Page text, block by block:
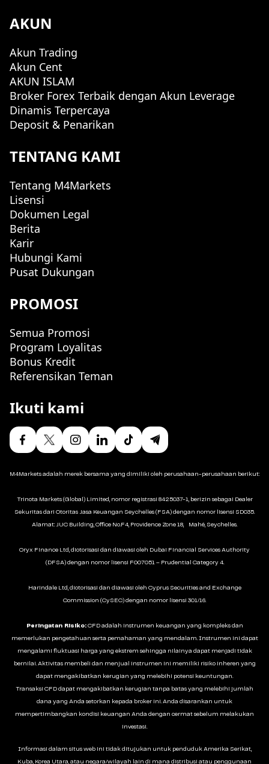
AKUN
Akun Trading
Akun Cent
AKUN ISLAM
Broker Forex Terbaik dengan Akun Leverage
Dinamis Terpercaya
Deposit & Penarikan
TENTANG KAMI
Tentang M4Markets
Lisensi
Dokumen Legal
Berita
Karir
Hubungi Kami
Pusat Dukungan
PROMOSI
Semua Promosi
Program Loyalitas
Bonus Kredit
Referensikan Teman
Ikuti kami
M4Markets adalah merek bersama yang dimiliki oleh perusahaan-perusahaan berikut:
Trinota Markets (Global) Limited, nomor registrasi 8425037-1, berizin sebagai Dealer
Sekuritas dari Otoritas Jasa Keuangan Seychelles (FSA) dengan nomor lisensi SD035.
Alamat: JUC Building, Office No.F4, Providence Zone 18, Mahé, Seychelles.
Oryx Finance Ltd, diotorisasi dan diawasi oleh Dubai Financial Services Authority
(DFSA) dengan nomor lisensi F007051 – Prudential Category 4.
Harindale Ltd, diotorisasi dan diawasi oleh Cyprus Securities and Exchange
Commission (CySEC) dengan nomor lisensi 301/16.
Peringatan Risiko:CFD adalah instrumen keuangan yang kompleks dan
memerlukan pengetahuan serta pemahaman yang mendalam. Instrumen ini dapat
mengalami fluktuasi harga yang ekstrem sehingga nilainya dapat menjadi tidak
bernilai. Aktivitas membeli dan menjual instrumen ini memiliki risiko inheren yang
dapat mengakibatkan kerugian yang melebihi potensi keuntungan.
Transaksi CFD dapat mengakibatkan kerugian tanpa batas yang melebihi jumlah
dana yang Anda setorkan kepada broker ini. Anda disarankan untuk
mempertimbangkan kondisi keuangan Anda dengan cermat sebelum melakukan
investasi.
Informasi dalam situs web ini tidak ditujukan untuk penduduk Amerika Serikat,
Kuba, Korea Utara, atau negara/wilayah lain di mana distribusi atau penggunaan